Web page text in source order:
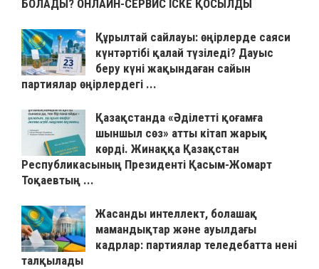
БОЛАДЫ? ОНЛАЙН-СЕРВИС ІСКЕ ҚОСЫЛДЫ
Құрылтай сайлауы: өңірлерде саяси
күнтәртібі қалай түзіледі? Дауыс
беру күні жақындаған сайын
партиялар өңірлердегі ...
Қазақстанда «Әділетті қоғамға
шыншыл сөз» атты кітап жарық
көрді. Жинаққа Қазақстан
Республикасының Президенті Қасым-Жомарт
Тоқаевтың ...
Жасанды интеллект, болашақ
мамандықтар және ауылдағы
кадрлар: партиялар теледебатта нені
талқылады